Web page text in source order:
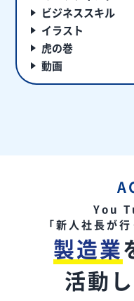
ビジネススキル
イラスト
虎の巻
動画
You
「新人社長が
製造業
活動